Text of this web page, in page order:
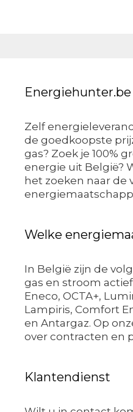
Energiehunter.be
Zelf
de goedkoopste
gas? Zoek je 100%
energie uit België?
het zoeken naar de
Welke
In België zijn de
gas en stroom
Eneco, OCTA+,
Lampiris, Comfort
en Antargaz. Op
over contracten en
Klantendienst